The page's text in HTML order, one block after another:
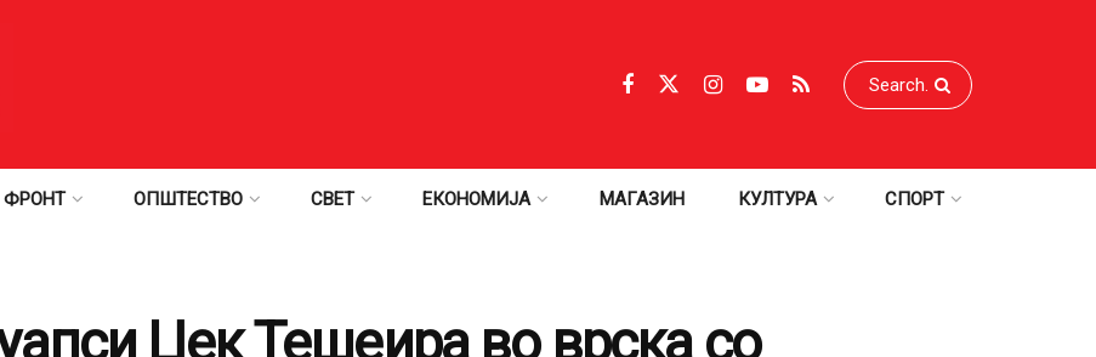
ФРОНТ ОПШТЕСТВО СВЕТ ЕКОНОМИЈА МАГАЗИН КУЛТУРА СПОРТ
Џек Тешеира во врска со